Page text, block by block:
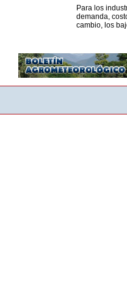
Para los
demanda,
cambio, los